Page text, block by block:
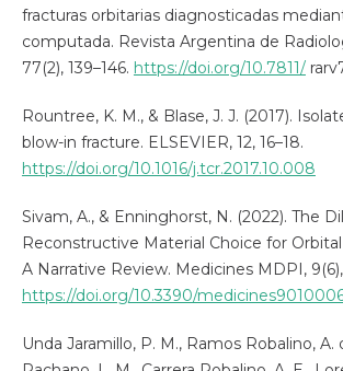
fracturas orbitarias diagnosticadas
computada. Revista Argentina de
77(2), 139–146. https://doi.org/10.7811/
Rountree, K. M., & Blase, J. J. (2017).
blow-in fracture. ELSEVIER, 12, 16–18.
https://doi.org/10.1016/j.tcr.2017.10.008
Sivam, A., & Enninghorst, N. (2022). The
Reconstructive Material Choice for
A Narrative Review. Medicines MDPI, 9(6),
https://doi.org/10.3390/
Unda Jaramillo, P. M., Ramos Robalino, A.